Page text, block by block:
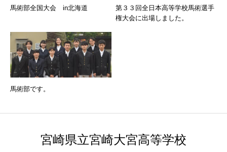
馬術部全国大会 in北海道
第３３回全日本高等学校馬術選手
権大会に出場しました。
馬術部です。
宮崎県立宮崎大宮高等学校